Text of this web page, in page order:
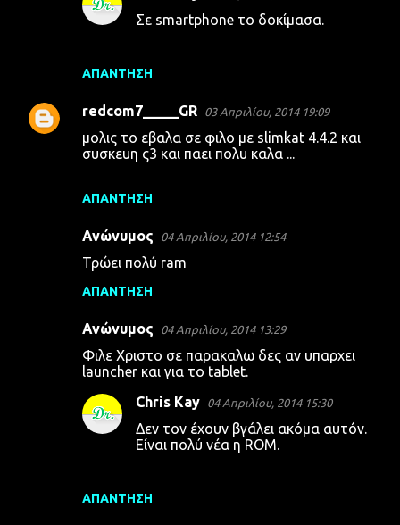
ΑΠΆΝΤΗΣΗ
Σε smartphone το δοκίμασα.
redcom7_____GR 03 Απριλίου, 2014 19:09
μολις το εβαλα σε φιλο με slimkat 4.4.2 και
συσκευη ς3 και παει πολυ καλα ...
ΑΠΆΝΤΗΣΗ
Ανώνυμος 04 Απριλίου, 2014 12:54
Τρώει πολύ ram
ΑΠΆΝΤΗΣΗ
Ανώνυμος 04 Απριλίου, 2014 13:29
Φιλε Χριστο σε παρακαλω δες αν υπαρχει
launcher και για το tablet.
ΑΠΆΝΤΗΣΗ
Chris Kay 04 Απριλίου, 2014 15:30
Δεν τον έχουν βγάλει ακόμα αυτόν.
Είναι πολύ νέα η ROM.